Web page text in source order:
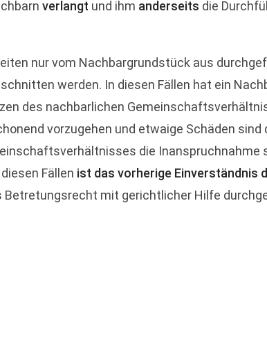
verlangt und ihm anderseits die
nur vom Nachbargrundstück aus
werden. In diesen Fällen hat ein
des nachbarlichen
vorzugehen und etwaige Schäden sind
die Inanspruchnahme
Fällen ist das vorherige Einverständnis
mit gerichtlicher Hilfe